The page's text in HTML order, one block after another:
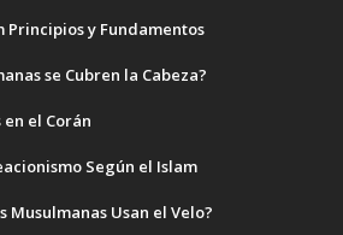
y Fundamentos
se Cubren la Cabeza?
el Corán
Según el Islam
Musulmanas Usan el Velo?